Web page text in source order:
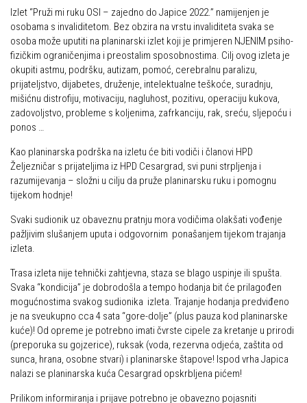
Obiteljska
Plan izleta Obiteljske sekcije za 2026. godinu
Izleti
Izvješća s izleta Obiteljske sekcije
Pruži mi ruku – OSI
Izvješća s izleta OSI
Novosti SVP
Izvješća s izleta SVP
Speleolozi
Alpinisti
Skijaši
Alpinistička škola
Speleološka škola HPD Željezničar
Obilaznice
Gojzerica
Špiljama Lijepe Naše
Hrvatske planinarske kuće
50 vrhova za 50 godina društva
Od vrha do vrha
4 godišnja doba na Oštrcu
Beži Jankec
Pohodi
Noćni pohod na Oštrc
Dragojlinom stazom na Okić
Dan Željezničara na Oštrcu
Putopisi
Put ekspedicionizma
Izlet “Pruži mi ruku OSI – zajedno do Japice 2022.” namijenjen je
osobama s invaliditetom. Bez obzira na vrstu invaliditeta svaka se
osoba može uputiti na planinarski izlet koji je primjeren NJENIM psiho-
fizičkim ograničenjima i preostalim sposobnostima. Cilj ovog izleta je
okupiti astmu, podršku, autizam, pomoć, cerebralnu paralizu,
prijateljstvo, dijabetes, druženje, intelektualne teškoće, suradnju,
mišićnu distrofiju, motivaciju, nagluhost, pozitivu, operaciju kukova,
zadovoljstvo, probleme s koljenima, zafrkanciju, rak, sreću, sljepoću i
ponos …
Kao planinarska podrška na izletu će biti vodiči i članovi HPD
Željezničar s prijateljima iz HPD Cesargrad, svi puni strpljenja i
razumijevanja – složni u cilju da pruže planinarsku ruku i pomognu
tijekom hodnje!
Svaki sudionik uz obaveznu pratnju mora vodičima olakšati vođenje
pažljivim slušanjem uputa i odgovornim ponašanjem tijekom trajanja
izleta.
Trasa izleta nije tehnički zahtjevna, staza se blago uspinje ili spušta.
Svaka “kondicija” je dobrodošla a tempo hodanja bit će prilagođen
mogućnostima svakog sudionika izleta. Trajanje hodanja predviđeno
je na sveukupno cca 4 sata “gore-dolje” (plus pauza kod planinarske
kuće)! Od opreme je potrebno imati čvrste cipele za kretanje u prirodi
(preporuka su gojzerice), ruksak (voda, rezervna odjeća, zaštita od
sunca, hrana, osobne stvari) i planinarske štapove! Ispod vrha Japica
nalazi se planinarska kuća Cesargrad opskrbljena pićem!
Prilikom informiranja i prijave potrebno je obavezno pojasniti